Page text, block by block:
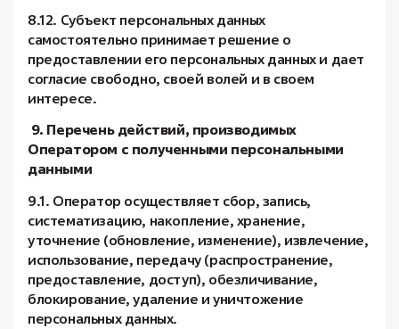
8.12. Субъект персональных данных
самостоятельно принимает решение о
предоставлении его персональных данных и дает
согласие свободно, своей волей и в своем
интересе.
9. Перечень действий, производимых
Оператором с полученными персональными
данными
9.1. Оператор осуществляет сбор, запись,
систематизацию, накопление, хранение,
уточнение (обновление, изменение), извлечение,
использование, передачу (распространение,
предоставление, доступ), обезличивание,
блокирование, удаление и уничтожение
персональных данных.